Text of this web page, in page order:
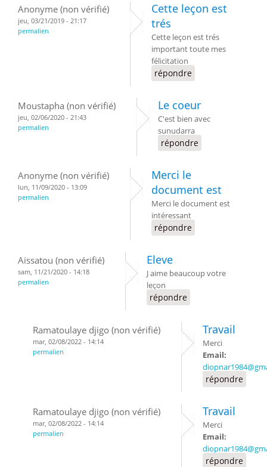
Anonyme (non vérifié)
jeu, 03/21/2019 - 21:17
permalien
Cette leçon est
trés
Cette leçon est trés
important toute mes
félicitation
répondre
Moustapha (non vérifié)
jeu, 02/06/2020 - 21:43
permalien
Le coeur
C'est bien avec
sunudarra
répondre
Anonyme (non vérifié)
lun, 11/09/2020 - 13:09
permalien
Merci le
document est
Merci le document est
intéressant
répondre
Aissatou (non vérifié)
sam, 11/21/2020 - 14:18
permalien
Eleve
J aime beaucoup votre
leçon
répondre
Ramatoulaye djigo (non vérifié)
mar, 02/08/2022 - 14:14
permalien
Travail
Merci
Email:
répondre
Ramatoulaye djigo (non vérifié)
mar, 02/08/2022 - 14:14
permalien
Travail
Merci
Email:
répondre